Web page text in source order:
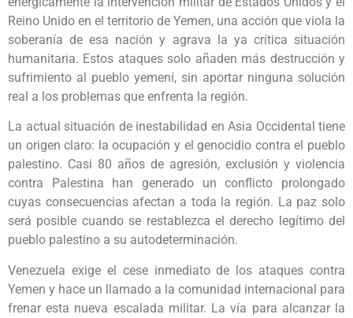
Reino Unido en el territorio de Yemen, una acción que viola la
soberanía de esa nación y agrava la ya crítica situación
humanitaria. Estos ataques solo añaden más destrucción y
sufrimiento al pueblo yemení, sin aportar ninguna solución
real a los problemas que enfrenta la región.
La actual situación de inestabilidad en Asia Occidental tiene
un origen claro: la ocupación y el genocidio contra el pueblo
palestino. Casi 80 años de agresión, exclusión y violencia
contra Palestina han generado un conflicto prolongado
cuyas consecuencias afectan a toda la región. La paz solo
será posible cuando se restablezca el derecho legítimo del
pueblo palestino a su autodeterminación.
Venezuela exige el cese inmediato de los ataques contra
Yemen y hace un llamado a la comunidad internacional para
frenar esta nueva escalada militar. La vía para alcanzar la